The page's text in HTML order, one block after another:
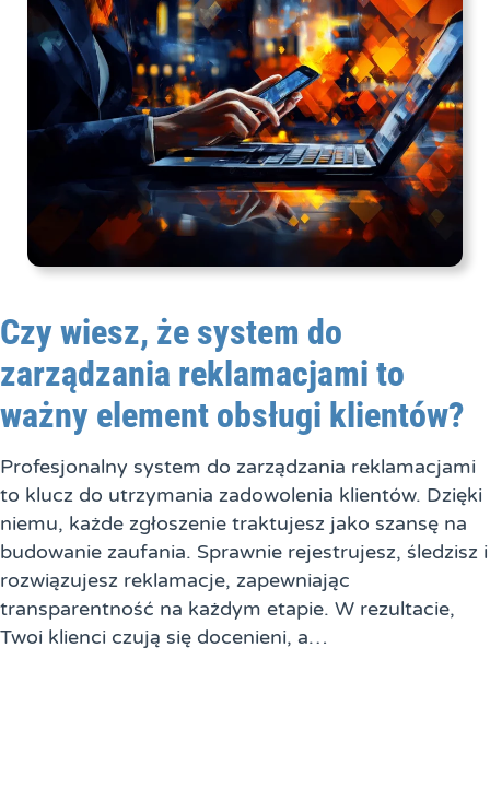
Czy wiesz, że system do
zarządzania reklamacjami to
ważny element obsługi klientów?
Profesjonalny system do zarządzania reklamacjami
to klucz do utrzymania zadowolenia klientów. Dzięki
niemu, każde zgłoszenie traktujesz jako szansę na
budowanie zaufania. Sprawnie rejestrujesz, śledzisz i
rozwiązujesz reklamacje, zapewniając
transparentność na każdym etapie. W rezultacie,
Twoi klienci czują się docenieni, a…